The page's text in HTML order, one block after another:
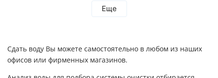
Еще
Сдать воду Вы можете самостоятельно в любом из наших
офисов или фирменных магазинов.